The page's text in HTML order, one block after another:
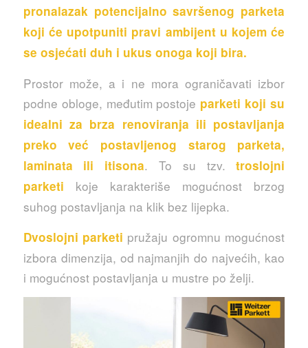
pronalazak potencijalno savršenog parketa
koji će upotpuniti pravi ambijent u kojem će
se osjećati duh i ukus onoga koji bira.
Prostor može, a i ne mora ograničavati izbor
podne obloge, međutim postoje parketi koji su
idealni za brza renoviranja ili postavljanja
preko već postavljenog starog parketa,
laminata ili itisona. To su tzv.troslojni
parketi koje karakteriše mogućnost brzog
suhog postavljanja na klik bez lijepka.
Dvoslojni parketi pružaju ogromnu mogućnost
izbora dimenzija, od najmanjih do najvećih, kao
i mogućnost postavljanja u mustre po želji.